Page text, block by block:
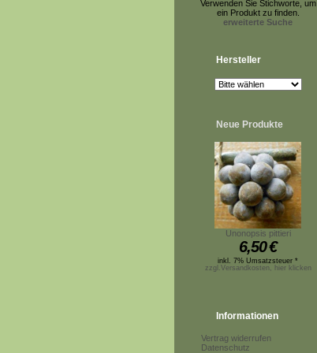
Verwenden Sie Stichworte, um
ein Produkt zu finden.
erweiterte Suche
Hersteller
Neue Produkte
Unonopsis pittieri
6,50€
inkl. 7% Umsatzsteuer *
zzgl.Versandkosten, hier klicken
Informationen
Vertrag widerrufen
Datenschutz